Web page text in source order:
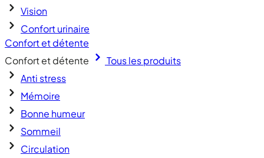
Vision
Confort urinaire
Confort et détente
Confort et détente
Tous les produits
Anti stress
Mémoire
Bonne humeur
Sommeil
Circulation